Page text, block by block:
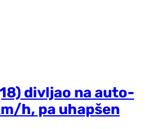
divljao na auto-
h, pa uhapšen